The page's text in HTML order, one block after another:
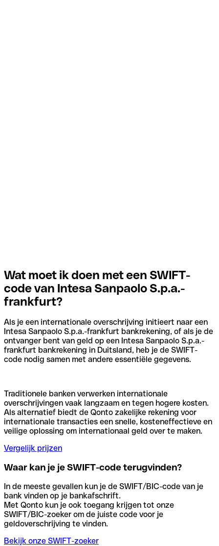
Wat moet ik doen met een SWIFT-
code van Intesa Sanpaolo S.p.a.-
frankfurt?
Als je een internationale overschrijving initieert naar een
Intesa Sanpaolo S.p.a.-frankfurt bankrekening, of als je de
ontvanger bent van geld op een Intesa Sanpaolo S.p.a.-
frankfurt bankrekening in Duitsland, heb je de SWIFT-
code nodig samen met andere essentiële gegevens.
Traditionele banken verwerken internationale
overschrijvingen vaak langzaam en tegen hogere kosten.
Als alternatief biedt de Qonto zakelijke rekening voor
internationale transacties een snelle, kosteneffectieve en
veilige oplossing om internationaal geld over te maken.
Vergelijk prijzen
Waar kan je je SWIFT-code terugvinden?
In de meeste gevallen kun je de SWIFT/BIC-code van je
bank vinden op je bankafschrift.
Met Qonto kun je ook toegang krijgen tot onze
SWIFT/BIC-zoeker om de juiste code voor je
geldoverschrijving te vinden.
Bekijk onze SWIFT-zoeker